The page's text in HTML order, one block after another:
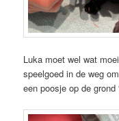
Luka moet wel wat
speelgoed in de weg
een poosje op de grond